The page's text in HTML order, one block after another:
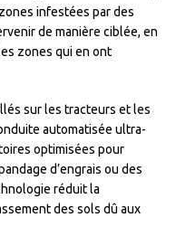
infestées par des
de manière ciblée, en
zones qui en ont
sur les tracteurs et les
automatisée ultra-
optimisées pour
d’engrais ou des
réduit la
des sols dû aux